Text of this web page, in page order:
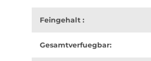
Feingehalt :
Gesamtverfuegbar: